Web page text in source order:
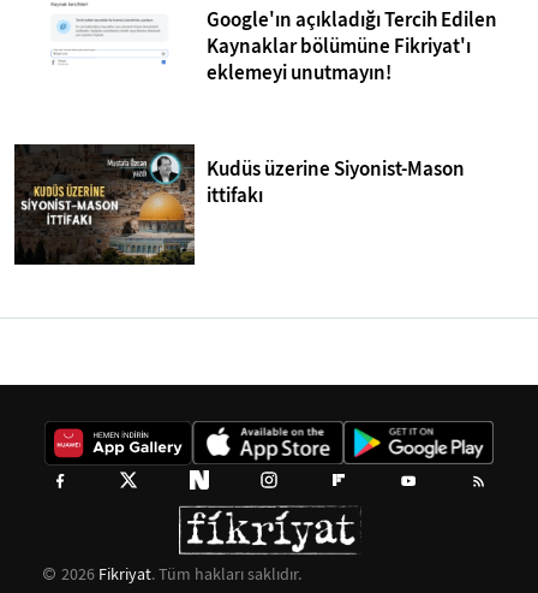
Google'ın açıkladığı Tercih Edilen
Kaynaklar bölümüne Fikriyat'ı
eklemeyi unutmayın!
Kudüs üzerine Siyonist-Mason
ittifakı
2026 Fikriyat. Tüm hakları saklıdır.